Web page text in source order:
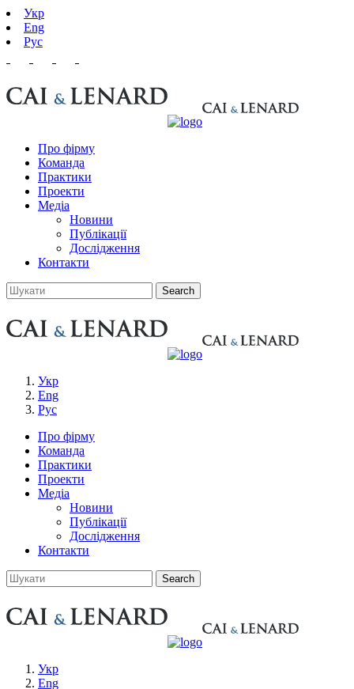
Укр
Eng
Рус
Про фірму
Команда
Практики
Проекти
Медіа
Новини
Публікації
Дослідження
Контакти
Укр
Eng
Рус
Про фірму
Команда
Практики
Проекти
Медіа
Новини
Публікації
Дослідження
Контакти
Укр
Eng